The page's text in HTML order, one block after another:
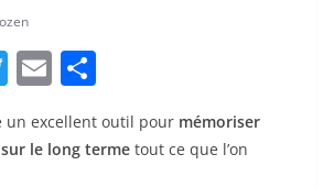
T
itt
E
m
ai
ar
ta
un excellent outil pour mémoriser
le long terme tout ce que l’on